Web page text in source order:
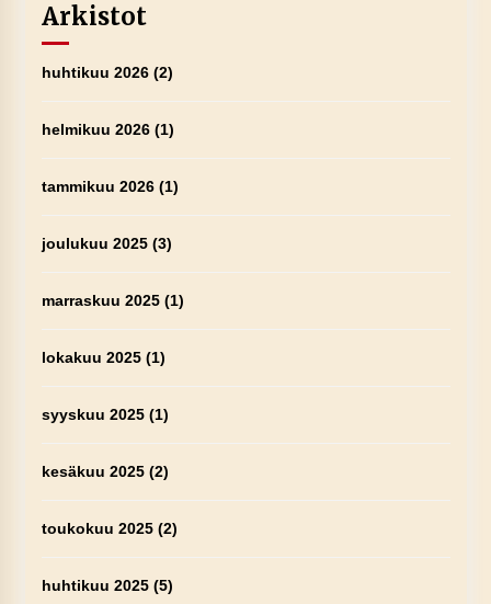
Arkistot
huhtikuu 2026(2)
helmikuu 2026(1)
tammikuu 2026(1)
joulukuu 2025(3)
marraskuu 2025(1)
lokakuu 2025(1)
syyskuu 2025(1)
kesäkuu 2025(2)
toukokuu 2025(2)
huhtikuu 2025(5)